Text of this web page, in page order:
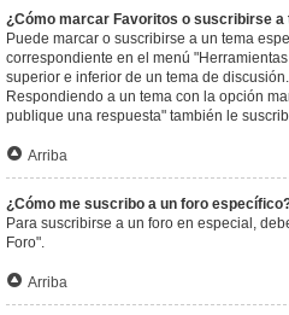
¿Cómo marcar Favoritos o suscribirse
Puede marcar o suscribirse a un tema
correspondiente en el menú
superior e inferior de un tema de discusión.
Respondiendo a un tema con la opción
publique una respuesta" también le
Arriba
¿Cómo me suscribo a un foro
Para suscribirse a un foro en especial,
Foro".
Arriba